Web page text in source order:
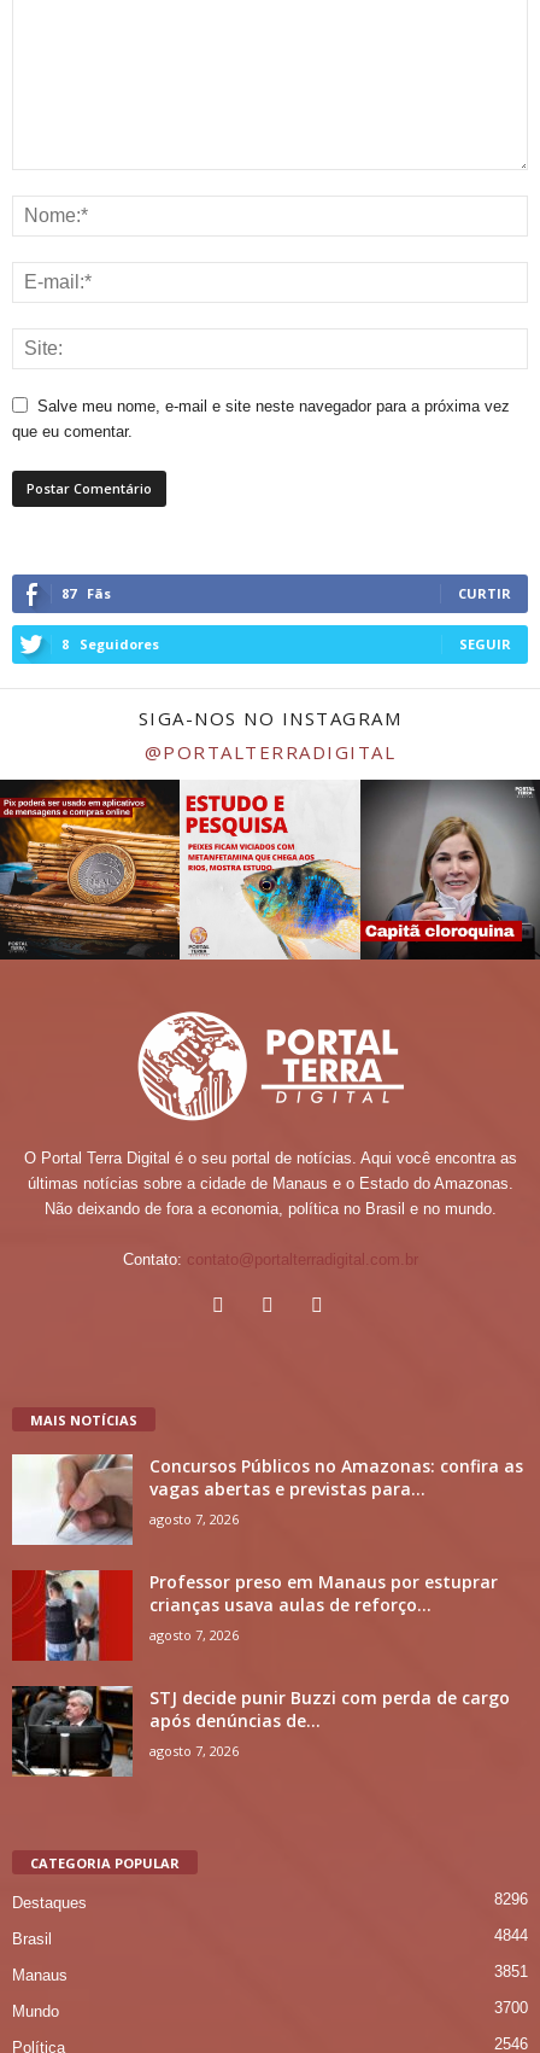
Salve meu nome, e-mail e site neste navegador para a próxima vez
que eu comentar.
87 Fãs CURTIR
8 Seguidores SEGUIR
SIGA-NOS NO INSTAGRAM
@PORTALTERRADIGITAL
O Portal Terra Digital é o seu portal de notícias. Aqui você encontra as
últimas notícias sobre a cidade de Manaus e o Estado do Amazonas.
Não deixando de fora a economia, política no Brasil e no mundo.
Contato: contato@portalterradigital.com.br
MAIS NOTÍCIAS
Concursos Públicos no Amazonas: confira as
vagas abertas e previstas para...
agosto 7, 2026
Professor preso em Manaus por estuprar
crianças usava aulas de reforço...
agosto 7, 2026
STJ decide punir Buzzi com perda de cargo
após denúncias de...
agosto 7, 2026
CATEGORIA POPULAR
Destaques 8296
Brasil 4844
Manaus 3851
Mundo 3700
Política 2546